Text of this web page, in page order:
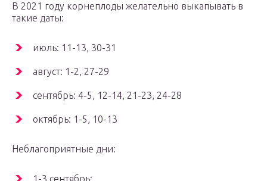
В 2021 году корнеплоды желательно выкапывать в
такие даты:
июль: 11-13, 30-31
август: 1-2, 27-29
сентябрь: 4-5, 12-14, 21-23, 24-28
октябрь: 1-5, 10-13
Неблагоприятные дни:
1-3 сентябрь: